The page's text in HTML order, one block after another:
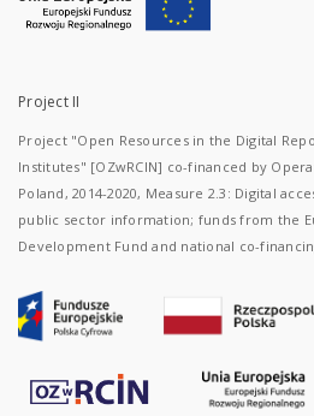
Project II
Project "Open Resources in the Digital
Institutes" [OZwRCIN] co-financed by
Poland, 2014-2020, Measure 2.3: Digital
public sector information; funds from the
Development Fund and national co-